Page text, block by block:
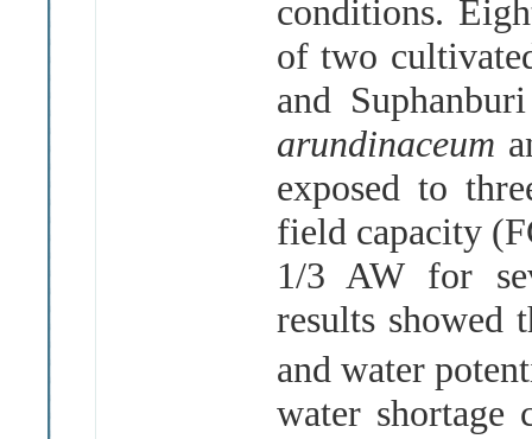
conditions.
of two
and
arundinaceum
exposed to
field capacity
1/3 AW for
results showed
and water
water shortage